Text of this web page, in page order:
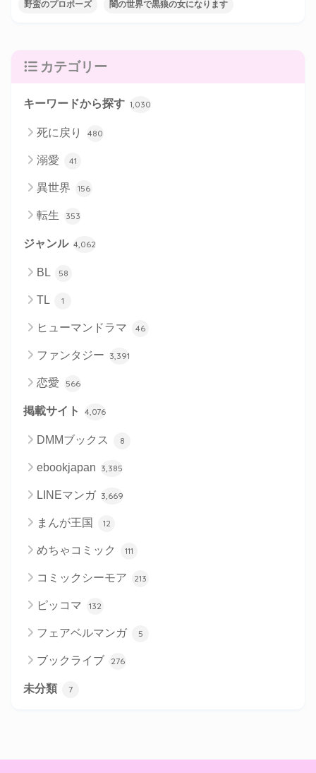
野蛮のプロポーズ 闇の世界で黒狼の女になります
カテゴリー
キーワードから探す 1,030
死に戻り 480
溺愛 41
異世界 156
転生 353
ジャンル 4,062
BL 58
TL 1
ヒューマンドラマ 46
ファンタジー 3,391
恋愛 566
掲載サイト 4,076
DMMブックス 8
ebookjapan 3,385
LINEマンガ 3,669
まんが王国 12
めちゃコミック 111
コミックシーモア 213
ピッコマ 132
フェアベルマンガ 5
ブックライブ 276
未分類 7